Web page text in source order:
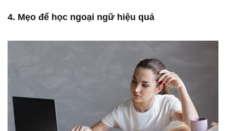
4. Mẹo để học ngoại ngữ hiệu quả